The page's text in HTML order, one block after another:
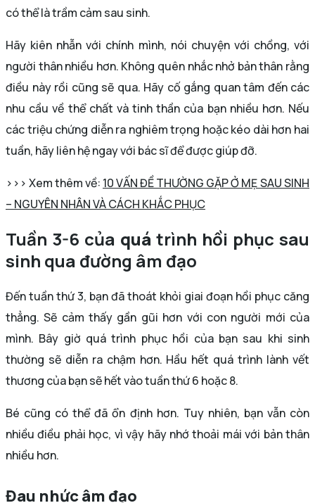
có thể là trầm cảm sau sinh.
Hãy kiên nhẫn với chính mình, nói chuyện với chồng, với
người thân nhiều hơn. Không quên nhắc nhở bản thân rằng
điều này rồi cũng sẽ qua. Hãy cố gắng quan tâm đến các
nhu cầu về thể chất và tinh thần của bạn nhiều hơn. Nếu
các triệu chứng diễn ra nghiêm trọng hoặc kéo dài hơn hai
tuần, hãy liên hệ ngay với bác sĩ để được giúp đỡ.
>>> Xem thêm về: 10 VẤN ĐỀ THƯỜNG GẶP Ở MẸ SAU SINH
– NGUYÊN NHÂN VÀ CÁCH KHẮC PHỤC
Tuần 3-6 của quá trình hồi phục sau
sinh qua đường âm đạo
Đến tuần thứ 3, bạn đã thoát khỏi giai đoạn hồi phục căng
thẳng. Sẽ cảm thấy gần gũi hơn với con người mới của
mình. Bây giờ quá trình phục hồi của bạn sau khi sinh
thường sẽ diễn ra chậm hơn. Hầu hết quá trình lành vết
thương của bạn sẽ hết vào tuần thứ 6 hoặc 8.
Bé cũng có thể đã ổn định hơn. Tuy nhiên, bạn vẫn còn
nhiều điều phải học, vì vậy hãy nhớ thoải mái với bản thân
nhiều hơn.
Đau nhức âm đạo